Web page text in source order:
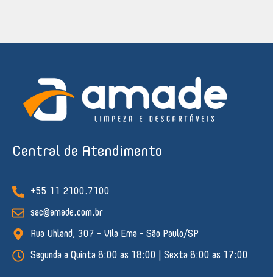
Central de Atendimento
+55 11 2100.7100
sac@amade.com.br
Rua Uhland, 307 - Vila Ema - São Paulo/SP
Segunda a Quinta 8:00 as 18:00 | Sexta 8:00 as 17:00